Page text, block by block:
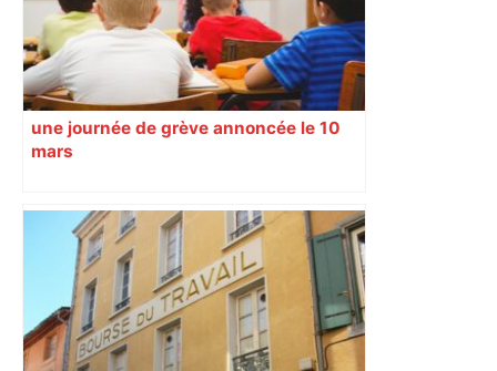
une journée de grève annoncée le 10
mars